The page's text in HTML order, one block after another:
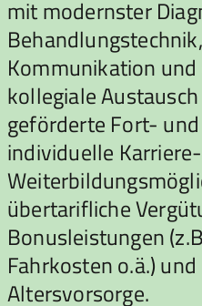
mit modernster
Kommunikation
kollegiale
geförderte Fort-
individuelle
übertarifliche
Bonusleistungen
Fahrkosten o.ä.)
Altersvorsorge.